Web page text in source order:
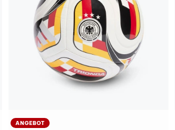
ANGEBOT